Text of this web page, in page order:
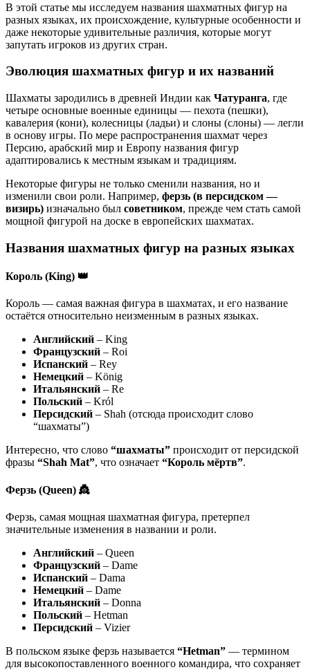
В этой статье мы исследуем названия шахматных фигур на
разных языках, их происхождение, культурные особенности и
даже некоторые удивительные различия, которые могут
запутать игроков из других стран.
Эволюция шахматных фигур и их названий
Шахматы зародились в древней Индии как Чатуранга, где
четыре основные военные единицы — пехота (пешки),
кавалерия (кони), колесницы (ладьи) и слоны (слоны) — легли
в основу игры. По мере распространения шахмат через
Персию, арабский мир и Европу названия фигур
адаптировались к местным языкам и традициям.
Некоторые фигуры не только сменили названия, но и
изменили свои роли. Например, ферзь (в персидском —
визирь) изначально был советником, прежде чем стать самой
мощной фигурой на доске в европейских шахматах.
Названия шахматных фигур на разных языках
Король (King) 👑
Король — самая важная фигура в шахматах, и его название
остаётся относительно неизменным в разных языках.
Английский – King
Французский – Roi
Испанский – Rey
Немецкий – König
Итальянский – Re
Польский – Król
Персидский – Shah (отсюда происходит слово
“шахматы”)
Интересно, что слово “шахматы” происходит от персидской
фразы “Shah Mat”, что означает “Король мёртв”.
Ферзь (Queen) 👸
Ферзь, самая мощная шахматная фигура, претерпел
значительные изменения в названии и роли.
Английский – Queen
Французский – Dame
Испанский – Dama
Немецкий – Dame
Итальянский – Donna
Польский – Hetman
Персидский – Vizier
В польском языке ферзь называется “Hetman” — термином
для высокопоставленного военного командира, что сохраняет